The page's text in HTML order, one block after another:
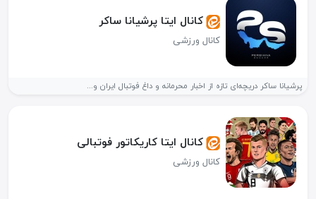
کانال ایتا پرشیانا ساکر
کانال ورزشی
پرشیانا ساکر دریچه‌ای تازه از اخبار محرمانه و داغ فوتبال ایران و...
کانال ایتا کاریکاتور فوتبالی
کانال ورزشی